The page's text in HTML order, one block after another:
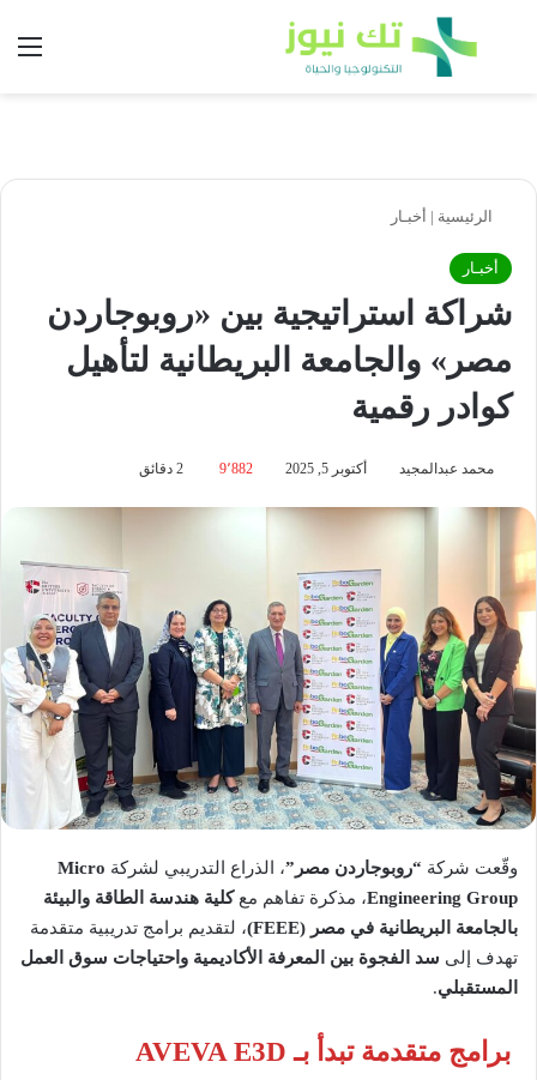
بحث عن
الرئيسية | أخبـار
أخبـار
شراكة استراتيجية بين «روبوجاردن
مصر» والجامعة البريطانية لتأهيل
كوادر رقمية
محمد عبدالمجيد أكتوبر 5, 2025 9٬882
وقّعت شركة “روبوجاردن مصر”، الذراع التدريبي لشركة Micro
Engineering Group، مذكرة تفاهم معكلية هندسة الطاقة والبيئة
بالجامعة البريطانية في مصر (FEEE)
، لتقديم برامج تدريبية متقدمة
تهدف إلى سد الفجوة بين المعرفة الأكاديمية واحتياجات سوق العمل
المستقبلي.
برامج متقدمة تبدأ بـ AVEVA E3D